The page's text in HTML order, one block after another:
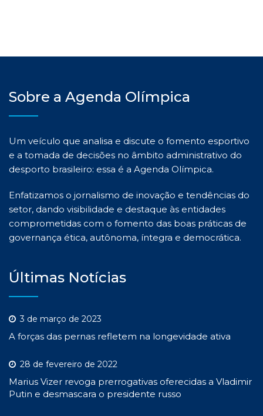
Sobre a Agenda Olímpica
Um veículo que analisa e discute o fomento esportivo
e a tomada de decisões no âmbito administrativo do
desporto brasileiro: essa é a Agenda Olímpica.
Enfatizamos o jornalismo de inovação e tendências do
setor, dando visibilidade e destaque às entidades
comprometidas com o fomento das boas práticas de
governança ética, autônoma, íntegra e democrática.
Últimas Notícias
3 de março de 2023
A forças das pernas refletem na longevidade ativa
28 de fevereiro de 2022
Marius Vizer revoga prerrogativas oferecidas a Vladimir
Putin e desmascara o presidente russo